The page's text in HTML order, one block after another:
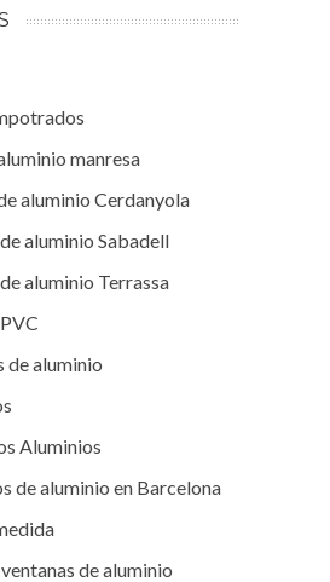
manresa
aluminio Cerdanyola
aluminio Sabadell
aluminio Terrassa
de aluminio
Aluminios
de aluminio en Barcelona
de aluminio